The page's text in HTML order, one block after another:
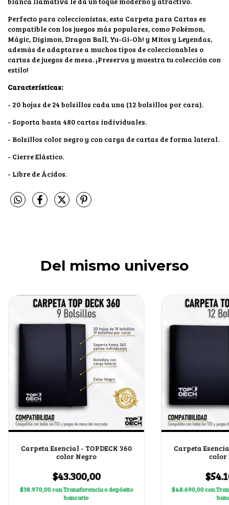
Perfecto para coleccionistas, esta Carpeta para Cartas es
compatible con los juegos más populares, como Pokémon,
Mágic, Digimon, Dragon Ball, Yu-Gi-Oh! y Mitos y Leyendas,
además de adaptarse a muchos tipos de coleccionables o
cartas de juegos de mesa. ¡Preserva y muestra tu colección con
estilo!
Características:
- 20 hojas de 24 bolsillos cada una (12 bolsillos por cara).
- Soporta hasta 480 cartas individuales.
- Bolsillos color negro y con carga de cartas de forma lateral.
- Cierre Elástico.
- Libre de Ácidos.
Del mismo universo
Carpeta Esencial - TOPDECK 360
color Negro
$43.300,00
$38.970,00conTransferencia o depósito
bancario
Carpeta
color
$48.690,00con